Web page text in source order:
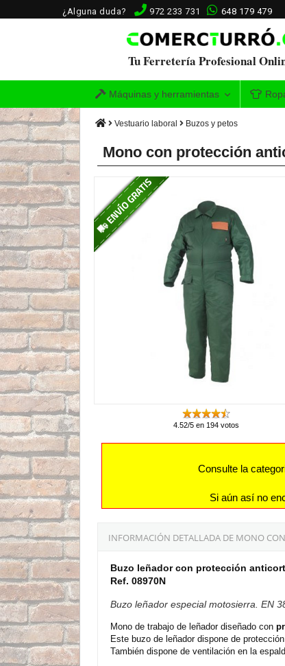
¿Alguna duda? 972 233 731 648 179 479
Tu Ferretería Profesional
Máquinas y herramientas
Vestuario laboral Buzos y petos
Mono con protección
4.52/5 en 194 votos
Consulte la
Si aún así no
INFORMACIÓN DETALLADA DE MONO
Buzo leñador con protección
Ref. 08970N
Buzo leñador especial motosierra. EN
Mono de trabajo de leñador diseñado con
Este buzo de leñador dispone de
También dispone de ventilación en la